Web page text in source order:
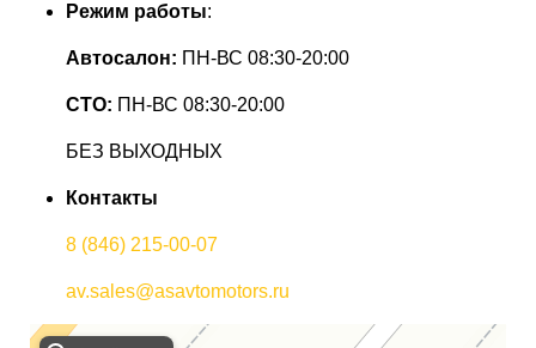
Режим работы:
Автосалон: ПН-ВС 08:30-20:00
СТО: ПН-ВС 08:30-20:00
БЕЗ ВЫХОДНЫХ
Контакты
8 (846) 215-00-07
av.sales@asavtomotors.ru